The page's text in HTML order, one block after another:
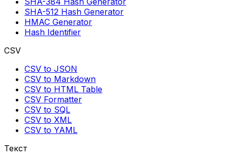
SHA-512 Hash Generator
HMAC Generator
Hash Identifier
CSV
CSV to JSON
CSV to Markdown
CSV to HTML Table
CSV Formatter
CSV to SQL
CSV to XML
CSV to YAML
Текст